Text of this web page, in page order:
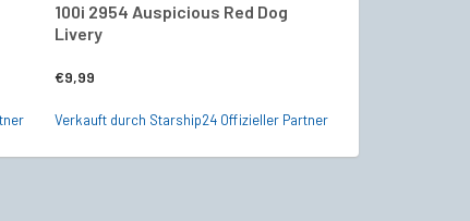
100i 2954 Auspicious Red Dog
Livery
€9,99
Verkauft durch Starship24 Offizieller Partner